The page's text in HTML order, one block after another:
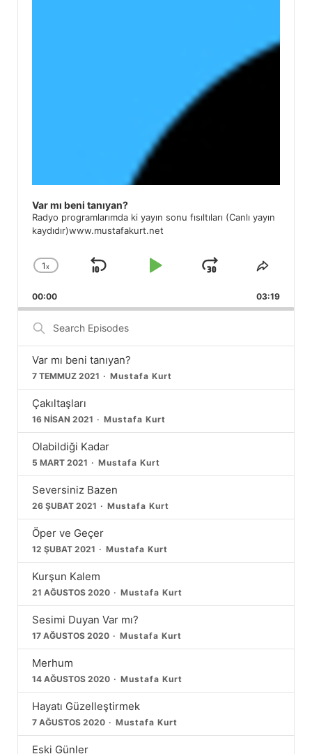
Var mı beni tanıyan?
Radyo programlarımda ki yayın sonu fısıltıları (Canlı yayın
kaydıdır)www.mustafakurt.net
Change
Rate
1x
Skip
Play
Jump
Forward
Share
00:00 03:19
Search
Episodes
Var mı beni tanıyan?
7 TEMMUZ 2021 Mustafa Kurt
Çakıltaşları
16 NISAN 2021 Mustafa Kurt
Olabildiği Kadar
5 MART 2021 Mustafa Kurt
Seversiniz Bazen
26 ŞUBAT 2021 Mustafa Kurt
Öper ve Geçer
12 ŞUBAT 2021 Mustafa Kurt
Kurşun Kalem
21 AĞUSTOS 2020 Mustafa Kurt
Sesimi Duyan Var mı?
17 AĞUSTOS 2020 Mustafa Kurt
Merhum
14 AĞUSTOS 2020 Mustafa Kurt
Hayatı Güzelleştirmek
7 AĞUSTOS 2020 Mustafa Kurt
Eski Günler